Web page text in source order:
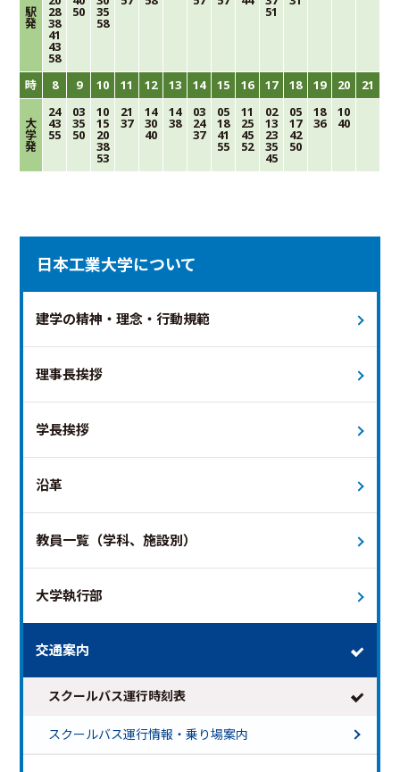
駅
発
28
38
41
43
58
50 35
58
51
時 8 9 10 11 12 13 14 15 16 17 18 19 20 21
大
学
発
24
43
55
03
35
50
10
15
20
38
53
21
37
14
30
40
14
38
03
24
37
05
18
41
55
11
25
45
52
02
13
23
35
45
05
17
42
50
18
36
10
40
日本工業大学について
建学の精神・理念・行動規範
理事長挨拶
学長挨拶
沿革
教員一覧（学科、施設別）
大学執行部
交通案内
スクールバス運行時刻表
スクールバス運行情報・乗り場案内
次の月 >
日 月 火 水 木 金
土
2
3 4 5 6 7
8
9
10
※日付を選択すると時刻表が表示されます
土曜ダイヤ 終バス18時台（新白岡便のみ運行）